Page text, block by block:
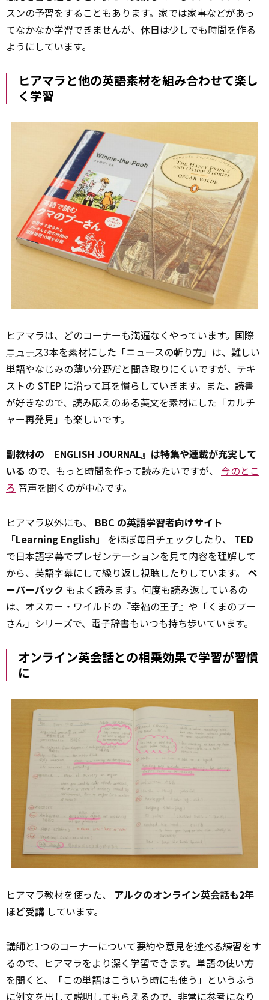
スンの予習をすることもあります。家では家事などがあっ
てなかなか学習できませんが、休日は少しでも時間を作る
ようにしています。
ヒアマラと他の英語素材を組み合わせて楽し
く学習
ヒアマラは、どのコーナーも満遍なくやっています。国際
ニュース3本を素材にした「ニュースの斬り方」は、難しい
単語やなじみの薄い分野だと聞き取りにくいですが、テキ
ストの STEP に沿って耳を慣らしていきます。また、読書
が好きなので、読み応えのある英文を素材にした「カルチ
ャー再発見」も楽しいです。
副教材の『ENGLISH JOURNAL』は特集や連載が充実して
いる ので、もっと時間を作って読みたいですが、 今のとこ
ろ 音声を聞くのが中心です。
ヒアマラ以外にも、 BBC の英語学習者向けサイト
「Learning English」
をほぼ毎日チェックしたり、 TED
で日本語字幕でプレゼンテーションを見て内容を理解して
から、英語字幕にして繰り返し視聴したりしています。 ペ
ーパーバック もよく読みます。何度も読み返しているの
は、オスカー・ワイルドの『幸福の王子』や「くまのプー
さん」シリーズで、電子辞書もいつも持ち歩いています。
オンライン英会話との相乗効果で学習が習慣
に
ヒアマラ教材を使った、 アルクのオンライン英会話も2年
ほど受講 しています。
講師と1つのコーナーについて要約や意見を述べる練習をす
るので、ヒアマラをより深く学習できます。単語の使い方
を聞くと、「この単語はこういう時にも使う」というふう
に例文を出して説明してもらえるので、非常に参考になり